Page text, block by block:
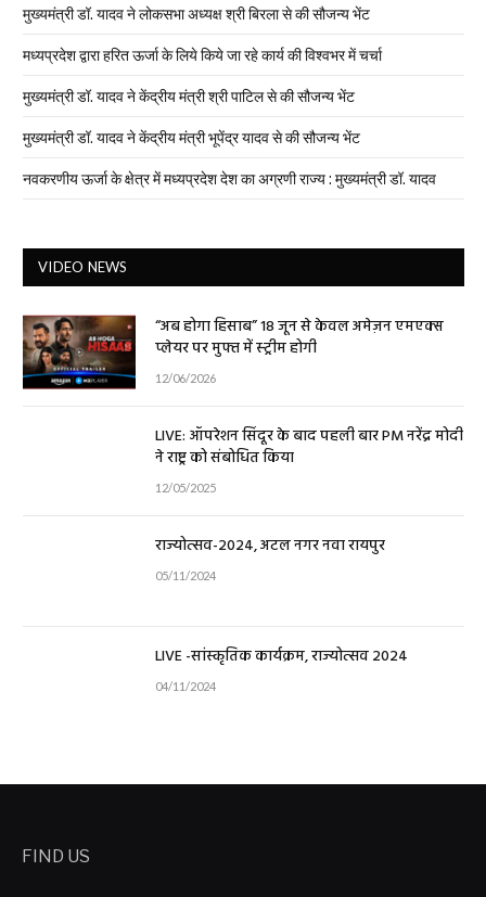
मुख्यमंत्री डॉ. यादव ने लोकसभा अध्यक्ष श्री बिरला से की सौजन्य भेंट
मध्यप्रदेश द्वारा हरित ऊर्जा के लिये किये जा रहे कार्य की विश्वभर में चर्चा
मुख्यमंत्री डॉ. यादव ने केंद्रीय मंत्री श्री पाटिल से की सौजन्य भेंट
मुख्यमंत्री डॉ. यादव ने केंद्रीय मंत्री भूपेंद्र यादव से की सौजन्य भेंट
नवकरणीय ऊर्जा के क्षेत्र में मध्यप्रदेश देश का अग्रणी राज्य : मुख्यमंत्री डॉ. यादव
VIDEO NEWS
“अब होगा हिसाब” 18 जून से केवल अमेज़न एमएक्स
प्लेयर पर मुफ्त में स्ट्रीम होगी
12/06/2026
LIVE: ऑपरेशन सिंदूर के बाद पहली बार PM नरेंद्र मोदी
ने राष्ट्र को संबोधित किया
12/05/2025
राज्योत्सव-2024, अटल नगर नवा रायपुर
05/11/2024
LIVE -सांस्कृतिक कार्यक्रम, राज्योत्सव 2024
04/11/2024
FIND US